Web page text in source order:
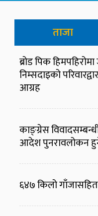
ताजा
ब्रोड पिक
निम्सदाइको
आग्रह
काङ्ग्रेस
आदेश पुनरावलोकन
६४७ किलो